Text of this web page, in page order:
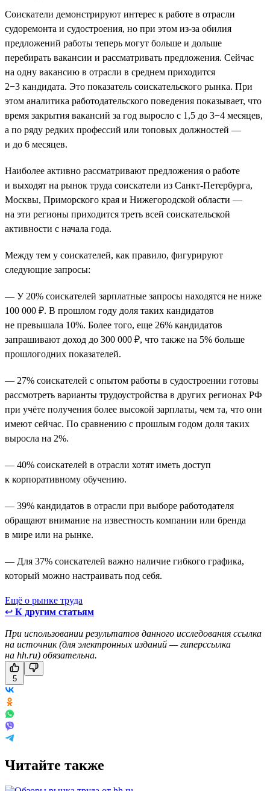
Соискатели демонстрируют интерес к работе в отрасли
судоремонта и судостроения, но при этом из-за обилия
предложений работы теперь могут больше и дольше
перебирать вакансии и рассматривать предложения. Сейчас
на одну вакансию в отрасли в среднем приходится
2−3 кандидата. Это показатель соискательского рынка. При
этом аналитика работодательского поведения показывает, что
время закрытия вакансий за год выросло с 1,5 до 3−4 месяцев,
а по ряду редких профессий или топовых должностей —
и до 6 месяцев.
Наиболее активно рассматривают предложения о работе
и выходят на рынок труда соискатели из Санкт-Петербурга,
Москвы, Приморского края и Нижегородской области —
на эти регионы приходится треть всей соискательской
активности с начала года.
Между тем у соискателей, как правило, фигурируют
следующие запросы:
— У 20% соискателей зарплатные запросы находятся не ниже
100 000 ₽. В прошлом году доля таких кандидатов
не превышала 10%. Более того, еще 26% кандидатов
запрашивают доход до 300 000 ₽, что также на 5% больше
прошлогодних показателей.
— 27% соискателей с опытом работы в судостроении готовы
рассмотреть варианты трудоустройства в других регионах РФ
при учёте получения более высокой зарплаты, чем та, что они
имеют сейчас. По сравнению с прошлым годом доля таких
выросла на 2%.
— 40% соискателей в отрасли хотят иметь доступ
к корпоративному обучению.
— 39% кандидатов в отрасли при выборе работодателя
обращают внимание на известность компании или бренда
в мире или на рынке.
— Для 37% соискателей важно наличие гибкого графика,
который можно настраивать под себя.
Ещё о рынке труда
↩ К другим статьям
При использовании результатов данного исследования ссылка
на источник (для электронных изданий — гиперссылка
на hh.ru) обязательна.
5
Читайте также